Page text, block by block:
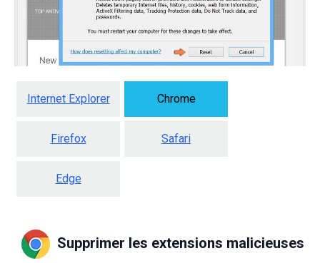
Internet Explorer Chrome
Firefox Safari
Edge
Supprimer les extensions malicieuses